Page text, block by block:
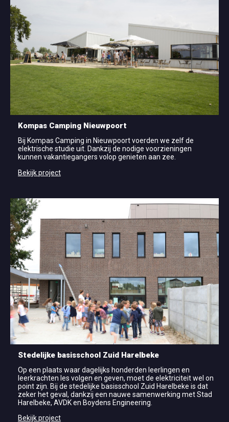
Kompas Camping Nieuwpoort
Bij Kompas Camping in Nieuwpoort voerden we zelf de
elektrische studie uit. Dankzij de nodige voorzieningen
kunnen vakantiegangers volop genieten aan zee.
Bekijk project
Stedelijke basisschool Zuid Harelbeke
Op een plaats waar dagelijks honderden leerlingen en
leerkrachten les volgen en geven, moet de elektriciteit wel on
point zijn. Bij de stedelijke basisschool Zuid Harelbeke is dat
zeker het geval, dankzij een nauwe samenwerking met Stad
Harelbeke, AVDK en Boydens Engineering.
Bekijk project